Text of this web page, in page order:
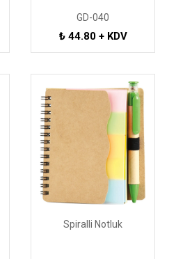
GD-040
₺ 44.80 + KDV
Spiralli Notluk